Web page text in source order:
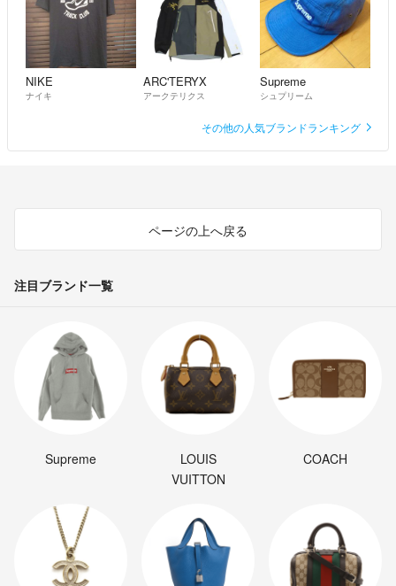
NIKE
ナイキ
ARC'TERYX
アークテリクス
Supreme
シュプリーム
その他の人気ブランドランキング
ページの上へ戻る
注目ブランド一覧
Supreme
LOUIS
VUITTON
COACH